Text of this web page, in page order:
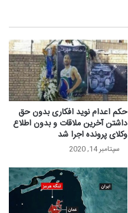
حکم اعدام نوید افکاری بدون حق
داشتن آخرین ملاقات و بدون اطلاع
وکلای پرونده اجرا شد
سپتامبر 14, 2020